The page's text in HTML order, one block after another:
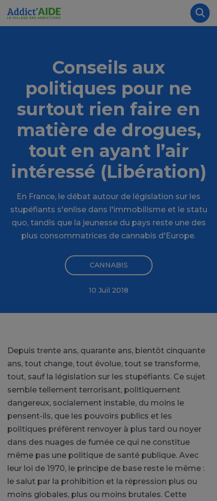
Aller au contenu principal
Conseils aux
politiques pour ne
surtout rien faire en
matière de drogues,
tout en ayant l’air
intéressé (Libération)
En France, le débat autour de législation sur les
stupéfiants s'enlise dans l'immobilisme et le statu
quo, tandis que la jeunesse du pays reste une des
plus consommatrices de cannabis d'Europe.
CANNABIS
10 Juil 2018
Depuis trente ans, quarante ans, bientôt cinquante
ans, tout change, tout évolue, tout se transforme,
tout, sauf la législation sur les stupéfiants. Ce sujet
semble tellement terrorisant, politiquement
dangereux, socialement instable, du moins le
pensent-ils, que les pouvoirs publics et les
politiques préfèrent renvoyer à plus tard ou noyer
dans des nuages de fumée ce qui ne constitue
même pas une politique de santé publique. Avec
leur loi de 1970, le principe de base reste le même :
le salut par la prohibition et la répression plus ou
moins globales, plus ou moins brutales. Cette
Panneau de gestion des cookies